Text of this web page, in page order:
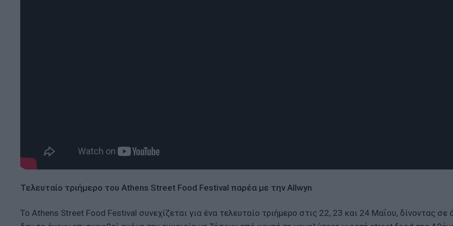
Τελευταίο τριήμερο του Athens Street Food Festival παρέα με την Allwyn
Το Athens Street Food Festival συνεχίζεται για ένα τελευταίο τριήμερο στις 22, 23 και 24 Μαΐου, δίνοντας σε